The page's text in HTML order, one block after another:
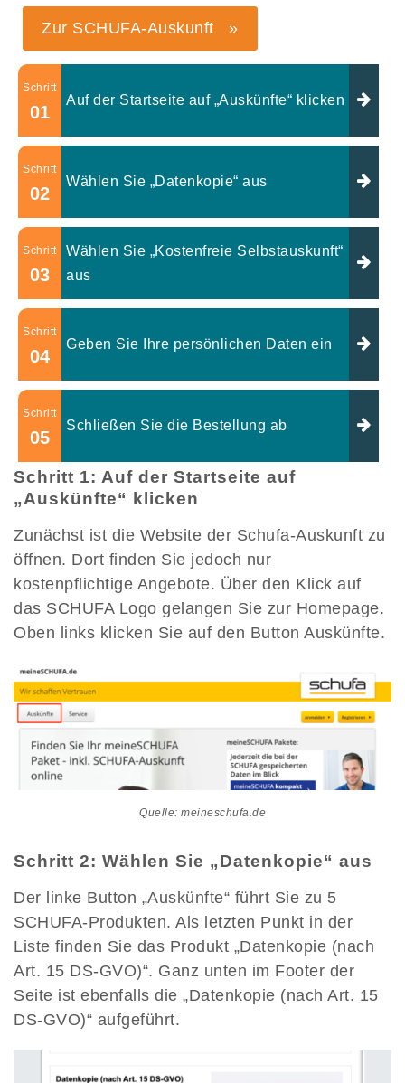
Zur SCHUFA-Auskunft »
Schritt
01
Auf der Startseite auf „Auskünfte“ klicken
Schritt
02
Wählen Sie „Datenkopie“ aus
Schritt
03
Wählen Sie „Kostenfreie Selbstauskunft“
aus
Schritt
04
Geben Sie Ihre persönlichen Daten ein
Schritt
05
Schließen Sie die Bestellung ab
Schritt 1: Auf der Startseite auf
„Auskünfte“ klicken
Zunächst ist die Website der Schufa-Auskunft zu
öffnen. Dort finden Sie jedoch nur
kostenpflichtige Angebote. Über den Klick auf
das SCHUFA Logo gelangen Sie zur Homepage.
Oben links klicken Sie auf den Button Auskünfte.
Quelle: meineschufa.de
Schritt 2: Wählen Sie „Datenkopie“ aus
Der linke Button „Auskünfte“ führt Sie zu 5
SCHUFA-Produkten. Als letzten Punkt in der
Liste finden Sie das Produkt „Datenkopie (nach
Art. 15 DS-GVO)“. Ganz unten im Footer der
Seite ist ebenfalls die „Datenkopie (nach Art. 15
DS-GVO)“ aufgeführt.